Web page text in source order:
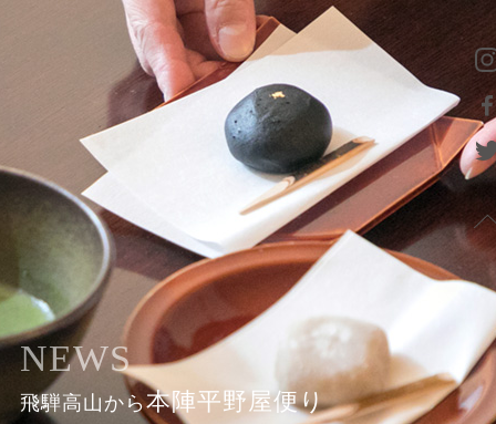
NEWS
飛騨高山から本陣平野屋便り